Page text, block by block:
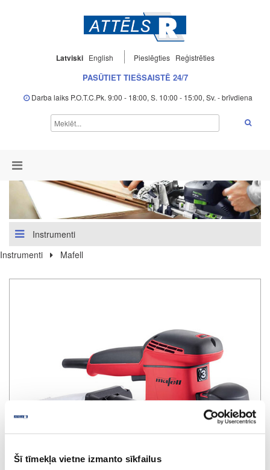
Šī tīmekļa vietne izmanto sīkfailus
Latviski English Pieslēgties Reģistrēties
PASŪTIET TIEŠSAISTĒ 24/7
Darba laiks P.O.T.C.Pk. 9:00 - 18:00, S. 10:00 - 15:00, Sv. - brīvdiena
Instrumenti
Instrumenti
Mafell